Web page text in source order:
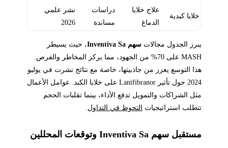
خلايا كبدية
علاج خلايا
الدماغ
دراسات
مساندة
نشر علمي
2026
يبرز الجدول مجالات سهم Inventiva Sa
، حيث يسيطر
MASH على 70% من الجهود، مما يركز المخاطر والفرص.
هذا التوسع يعزز من جاذبيتها، خاصة مع نتائج نشرت في يوليو
2024 حول تأثير Lanifibranor على خلايا الكبد. عوامل الأعمال
مثل الشراكات والتمويل تدفع الأداء، بينما تقلبات الحجم
تتطلب استراتيجيات التحوط في التداول .
مستقبل سهم Inventiva Sa وتوقعات المحللين